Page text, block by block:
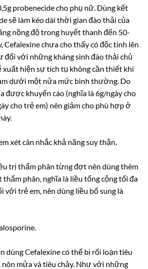
probenecide cho phụ nữ. Dùng kết
sẽ làm kéo dài thời gian đào thải của
nồng độ trong huyết thanh đến 50-
Cefalexine chưa cho thấy có độc tính lên
đối với những kháng sinh đào thải chủ
xuất hiện sự tích tụ không cần thiết khi
dưới một nửa mức bình thường. Do
được khuyến cáo (nghĩa là 6g/ngày cho
cho trẻ em) nên giảm cho phù hợp ở
xét cân nhắc khả năng suy thận.
trị thẩm phân từng đợt nên dùng thêm
thẩm phân, nghĩa là liều tổng cộng tối đa
với trẻ em, nên dùng liều bổ sung là
dùng Cefalexine có thể bị rối loạn tiêu
mửa và tiêu chảy. Như với những